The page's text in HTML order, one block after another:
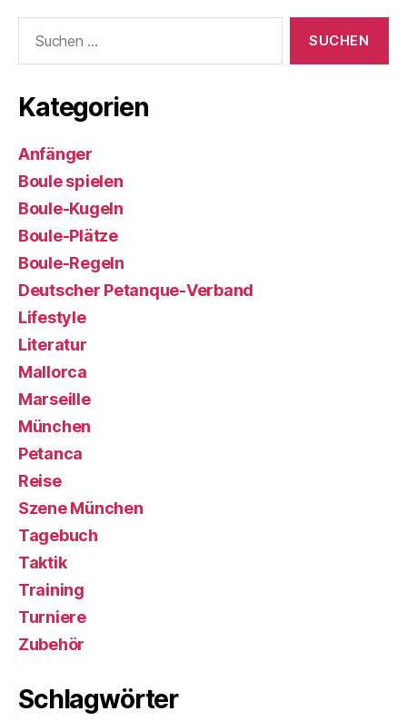
nach:
Kategorien
Anfänger
Boule spielen
Boule-Kugeln
Boule-Plätze
Boule-Regeln
Deutscher Petanque-Verband
Lifestyle
Literatur
Mallorca
Marseille
München
Petanca
Reise
Szene München
Tagebuch
Taktik
Training
Turniere
Zubehör
Schlagwörter